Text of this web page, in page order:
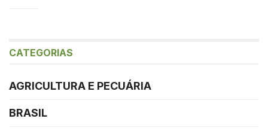
CATEGORIAS
AGRICULTURA E PECUÁRIA
BRASIL